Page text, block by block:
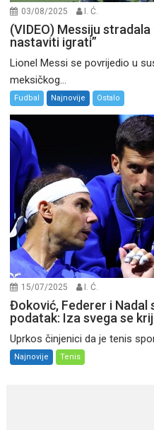
03/08/2025 I. Ć.
(VIDEO) Messiju
nastaviti igrati”
Lionel Messi se povrijedio u
meksičkog...
Fudbal Najnovije Ostalo
15/07/2025 I. Ć.
Đoković, Federer i Nadal
podatak: Iza svega se
Uprkos činjenici da je tenis
Najnovije Tenis